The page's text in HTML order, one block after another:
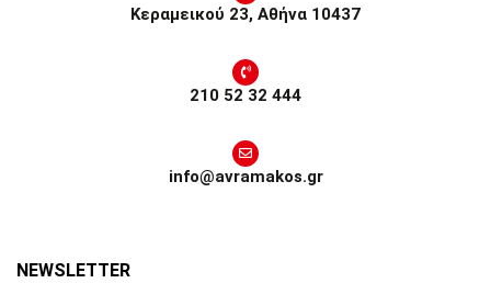
Κεραμεικού 23, Αθήνα 10437
210 52 32 444
info@avramakos.gr
NEWSLETTER